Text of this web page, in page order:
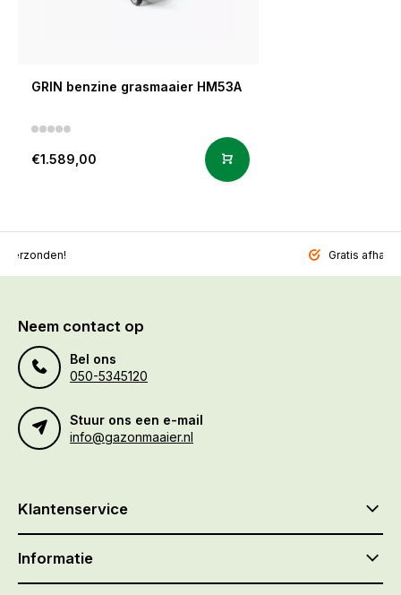
GRIN benzine grasmaaier HM53A
€1.589,00
verzonden! Gratis
Neem contact op
Bel ons
050-5345120
Stuur ons een e-mail
info@gazonmaaier.nl
Klantenservice
Informatie